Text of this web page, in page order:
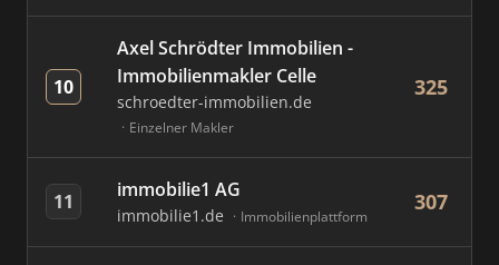
10
Axel Schrödter Immobilien -
Immobilienmakler Celle
schroedter-immobilien.de
Einzelner Makler
325
11 immobilie1 AG
immobilie1.de Immobilienplattform
307